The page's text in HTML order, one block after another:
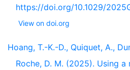
https://doi.org/10.1029/
View on doi.org
Hoang, T.-K.-D., Quiquet, A.,
Roche, D. M. (2025). Using